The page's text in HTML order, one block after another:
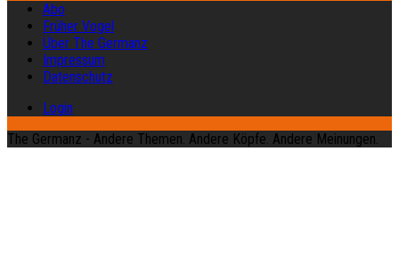
Abo
Früher Vogel
Über The Germanz
Impressum
Datenschutz
Login
The Germanz - Andere Themen. Andere Köpfe. Andere Meinungen.